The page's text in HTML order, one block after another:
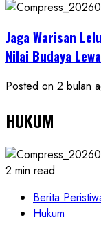
Jaga Warisan
Nilai Budaya
Posted on 2 bulan
HUKUM
2 min read
Berita
Hukum